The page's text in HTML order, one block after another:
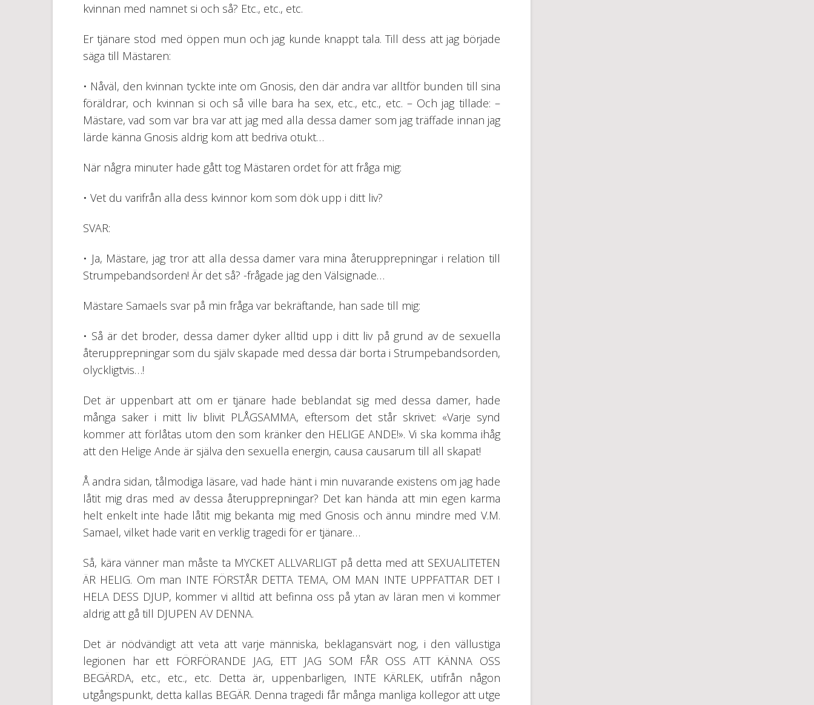
kvinnan med namnet si och så? Etc., etc., etc.
Er tjänare stod med öppen mun och jag kunde knappt tala. Till dess att jag började
säga till Mästaren:
• Nåväl, den kvinnan tyckte inte om Gnosis, den där andra var alltför bunden till sina
föräldrar, och kvinnan si och så ville bara ha sex, etc., etc., etc. – Och jag tillade: –
Mästare, vad som var bra var att jag med alla dessa damer som jag träffade innan jag
lärde känna Gnosis aldrig kom att bedriva otukt…
När några minuter hade gått tog Mästaren ordet för att fråga mig:
• Vet du varifrån alla dess kvinnor kom som dök upp i ditt liv?
SVAR:
• Ja, Mästare, jag tror att alla dessa damer vara mina återupprepningar i relation till
Strumpebandsorden! Är det så? -frågade jag den Välsignade…
Mästare Samaels svar på min fråga var bekräftande, han sade till mig:
• Så är det broder, dessa damer dyker alltid upp i ditt liv på grund av de sexuella
återupprepningar som du själv skapade med dessa där borta i Strumpebandsorden,
olyckligtvis…!
Det är uppenbart att om er tjänare hade beblandat sig med dessa damer, hade
många saker i mitt liv blivit PLÅGSAMMA, eftersom det står skrivet: «Varje synd
kommer att förlåtas utom den som kränker den HELIGE ANDE!». Vi ska komma ihåg
att den Helige Ande är själva den sexuella energin, causa causarum till all skapat!
Å andra sidan, tålmodiga läsare, vad hade hänt i min nuvarande existens om jag hade
låtit mig dras med av dessa återupprepningar? Det kan hända att min egen karma
helt enkelt inte hade låtit mig bekanta mig med Gnosis och ännu mindre med V.M.
Samael, vilket hade varit en verklig tragedi för er tjänare…
Så, kära vänner man måste ta MYCKET ALLVARLIGT på detta med att SEXUALITETEN
ÄR HELIG. Om man INTE FÖRSTÅR DETTA TEMA, OM MAN INTE UPPFATTAR DET I
HELA DESS DJUP, kommer vi alltid att befinna oss på ytan av läran men vi kommer
aldrig att gå till DJUPEN AV DENNA.
Det är nödvändigt att veta att varje människa, beklagansvärt nog, i den vällustiga
legionen har ett FÖRFÖRANDE JAG, ETT JAG SOM FÅR OSS ATT KÄNNA OSS
BEGÄRDA, etc., etc., etc. Detta är, uppenbarligen, INTE KÄRLEK, utifrån någon
utgångspunkt, detta kallas BEGÄR. Denna tragedi får många manliga kollegor att utge